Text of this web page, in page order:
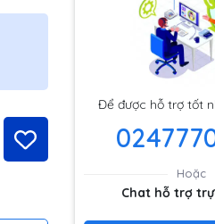
Để được hỗ trợ tốt
Hoặc
Chat hỗ trợ